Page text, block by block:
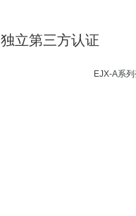
独立第三方认证
EJX-A系